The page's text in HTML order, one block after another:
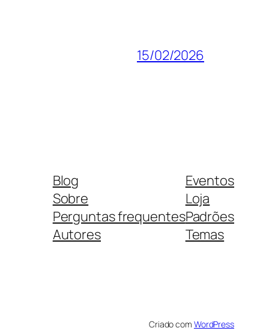
15/02/2026
Blog
Sobre
Perguntas frequentes
Autores
Eventos
Loja
Padrões
Temas
Criado com WordPress